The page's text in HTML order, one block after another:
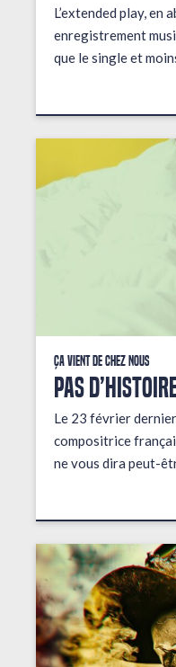
L’extended play, en
enregistrement
que le single et
Ça vient de chez nous
PAS
Le 23 février
compositrice
ne vous dira peut-